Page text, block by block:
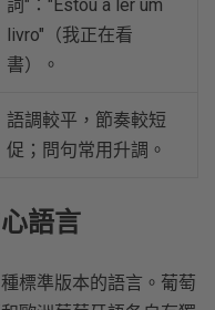
詞"："Estou a ler um
livro"（我正在看
書）。
語調較平，節奏較短
促；問句常用升調。
語言
標準版本的語言。葡萄